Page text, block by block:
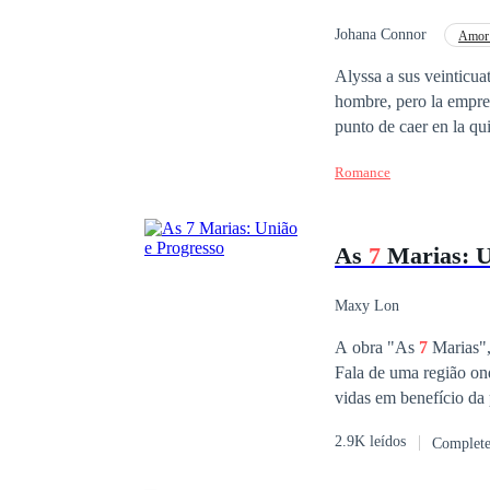
Johana Connor
Alyssa a sus
hombre, pero la
punto de caer en la quiebra. Para salvarla necesita convencer al gigoló Paolo Vannucci
inscribe en un
busca quitarse de
esperó encontrarse
resolverlos y triunfar,
cometido sin
Romance
As 7 Marias:
Maxy Lon
A obra "As 7
Fala de uma região
vidas em benefício da
2.9K leídos